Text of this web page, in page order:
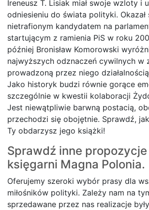
Ireneusz T. Lisiak miał swoje wzloty i
odniesieniu do świata polityki.
nietrafionym kandydatem na
startującym z ramienia PiS w roku
później Bronisław Komorowski
najwyższych odznaczeń cywilnych w
prowadzoną przez niego
Jako historyk budzi równie gorące
szczególnie w kwestii kolaboracji
Jest niewątpliwie barwną postacią,
przechodzi się obojętnie. Sprawdź,
Ty obdarzysz jego książki!
Sprawdź inne propozycje
księgarni Magna Polonia.
Oferujemy szeroki wybór prasy dla
miłośników polityki. Zależy nam na
sprzedawane przez nas realizacje